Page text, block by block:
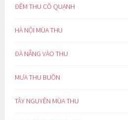
ĐÊM THU CÔ QUẠNH
HÀ NỘI MÙA THU
ĐÀ NẴNG VÀO THU
MƯA THU BUỒN
TÂY NGUYÊN MÙA THU